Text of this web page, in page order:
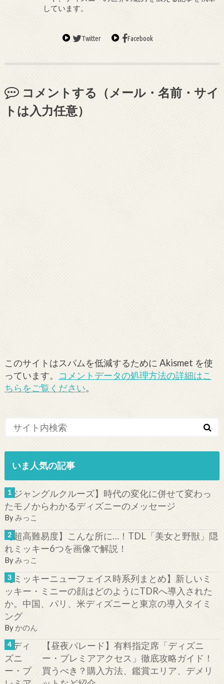
しています。
Twitter Facebook
コメントする（メール・名前・サイ
トは入力任意）
このサイトはスパムを低減するために Akismet を使
っています。 コメントデータの処理方法の詳細はこ
ちらをご覧ください。
いま人気の記事
【ジャングルクルーズ】時代の変化に併せて変わっ
たモノからわかるディズニーのメッセージ
Byみっこ
【超高難易度】こんな所に…！TDL「美女と野獣」隠
れミッキー6つを画像で解説！
Byみっこ
【ミッキーニューフェイス時系列まとめ】新しいミ
ッキー・ミニーの顔はどのようにTDRへ導入された
か。中国、パリ、米ディズニーと東京の導入タイミ
ング
By かのん
【昼夜パレード】有料指定席「ディズニ
ー・プレミアアクセス」徹底攻略ガイド！
買うべき？購入方法、鑑賞エリア、デメリ